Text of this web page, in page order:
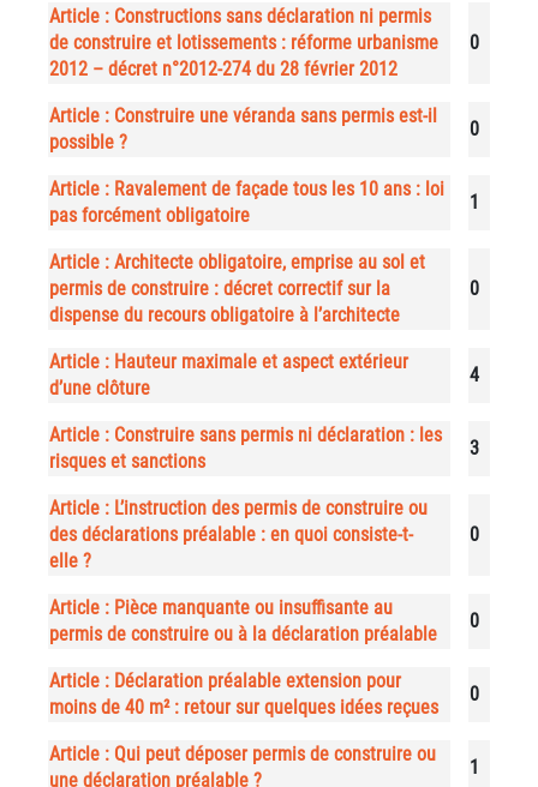
Article : Constructions sans déclaration ni permis
de construire et lotissements : réforme urbanisme
2012 – décret n°2012-274 du 28 février 2012
0
Article : Construire une véranda sans permis est-il
possible ?
0
Article : Ravalement de façade tous les 10 ans : loi
pas forcément obligatoire
1
Article : Architecte obligatoire, emprise au sol et
permis de construire : décret correctif sur la
dispense du recours obligatoire à l’architecte
0
Article : Hauteur maximale et aspect extérieur
d’une clôture
4
Article : Construire sans permis ni déclaration : les
risques et sanctions
3
Article : L’instruction des permis de construire ou
des déclarations préalable : en quoi consiste-t-
elle ?
0
Article : Pièce manquante ou insuffisante au
permis de construire ou à la déclaration préalable
0
Article : Déclaration préalable extension pour
moins de 40 m² : retour sur quelques idées reçues
0
Article : Qui peut déposer permis de construire ou
une déclaration préalable ?
1